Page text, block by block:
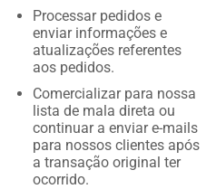
Processar pedidos e
enviar informações e
atualizações referentes
aos pedidos.
Comercializar para nossa
lista de mala direta ou
continuar a enviar e-mails
para nossos clientes após
a transação original ter
ocorrido.